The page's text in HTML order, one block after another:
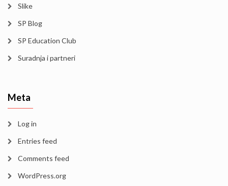
Slike
SP Blog
SP Education Club
Suradnja i partneri
Meta
Log in
Entries feed
Comments feed
WordPress.org